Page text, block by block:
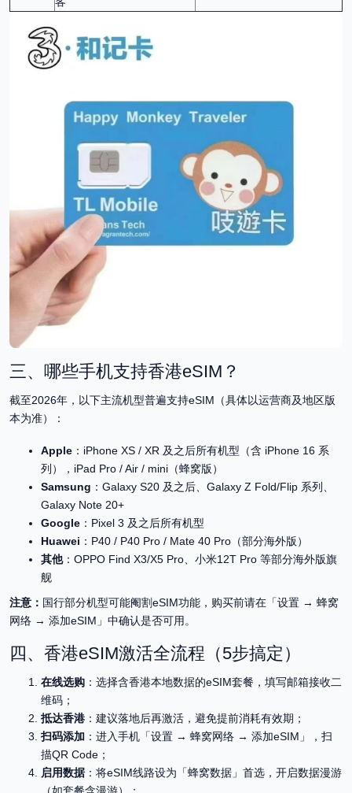
三、哪些手机支持香港eSIM？
截至2026年，以下主流机型普遍支持eSIM（具体以运营商及地区版
本为准）：
Apple ：iPhone XS / XR 及之后所有机型（含 iPhone 16 系
列），iPad Pro / Air / mini（蜂窝版）
Samsung ：Galaxy S20 及之后、Galaxy Z Fold/Flip 系列、
Galaxy Note 20+
Google ：Pixel 3 及之后所有机型
Huawei ：P40 / P40 Pro / Mate 40 Pro（部分海外版）
其他：OPPO Find X3/X5 Pro、小米12T Pro 等部分海外版旗
舰
注意： 国行部分机型可能阉割eSIM功能，购买前请在「设置 → 蜂窝
网络 → 添加eSIM」中确认是否可用。
四、香港eSIM激活全流程（5步搞定）
在线选购 ：选择含香港本地数据的eSIM套餐，填写邮箱接收二
维码；
抵达香港 ：建议落地后再激活，避免提前消耗有效期；
扫码添加 ：进入手机「设置 → 蜂窝网络 → 添加eSIM」，扫
描QR Code；
启用数据：将eSIM线路设为「蜂窝数据」首选，开启数据漫游